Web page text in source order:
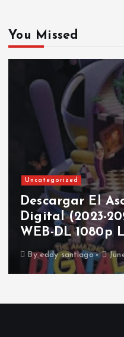
You Missed
Uncategorized
Descargar El
Digital (2023-
WEB-DL 1080p
Byeddy santiago